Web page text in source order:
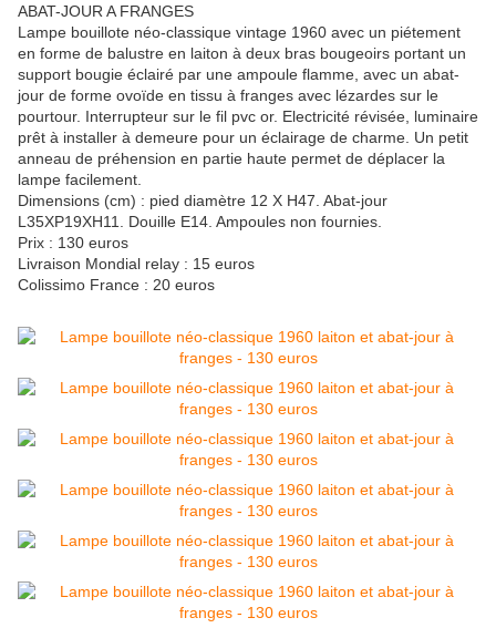
ABAT-JOUR A FRANGES
Lampe bouillote néo-classique vintage 1960 avec un piétement
en forme de balustre en laiton à deux bras bougeoirs portant un
support bougie éclairé par une ampoule flamme, avec un abat-
jour de forme ovoïde en tissu à franges avec lézardes sur le
pourtour. Interrupteur sur le fil pvc or. Electricité révisée, luminaire
prêt à installer à demeure pour un éclairage de charme. Un petit
anneau de préhension en partie haute permet de déplacer la
lampe facilement.
Dimensions (cm) : pied diamètre 12 X H47. Abat-jour
L35XP19XH11. Douille E14. Ampoules non fournies.
Prix : 130 euros
Livraison Mondial relay : 15 euros
Colissimo France : 20 euros